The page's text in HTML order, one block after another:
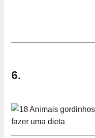
6.